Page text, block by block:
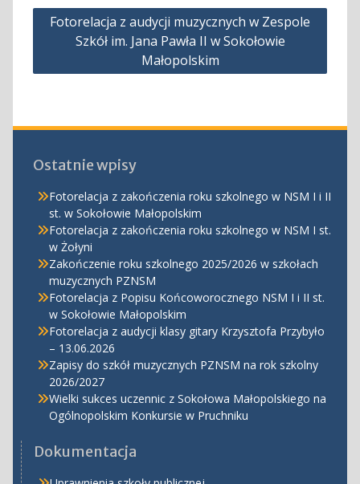
Nawigacja
wpisu
Fotorelacja z audycji muzycznych w Zespole
Szkół im. Jana Pawła II w Sokołowie
Małopolskim
Ostatnie wpisy
Fotorelacja z zakończenia roku szkolnego w NSM I i II
st. w Sokołowie Małopolskim
Fotorelacja z zakończenia roku szkolnego w NSM I st.
w Żołyni
Zakończenie roku szkolnego 2025/2026 w szkołach
muzycznych PZNSM
Fotorelacja z Popisu Końcoworocznego NSM I i II st.
w Sokołowie Małopolskim
Fotorelacja z audycji klasy gitary Krzysztofa Przybyło
– 13.06.2026
Zapisy do szkół muzycznych PZNSM na rok szkolny
2026/2027
Wielki sukces uczennic z Sokołowa Małopolskiego na
Ogólnopolskim Konkursie w Pruchniku
Dokumentacja